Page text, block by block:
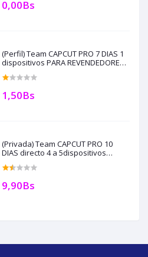
0,00Bs
(Perfil) Team CAPCUT PRO 7 DIAS 1
dispositivos PARA REVENDEDORES,
AUTOMATICO, COMPRA SOLO CON
CREDITOS o api qr
1,50Bs
(Privada) Team CAPCUT PRO 10
DIAS directo 4 a 5dispositivos
completa PARA REVENDEDORES,
AUTOMATICO, COMPRA SOLO CON
9,90Bs